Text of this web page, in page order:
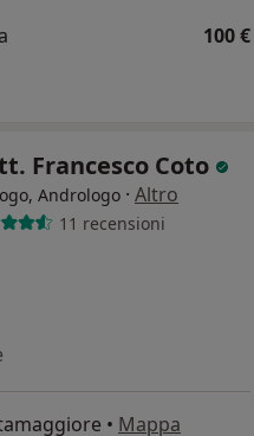
100 €
Francesco Coto
Andrologo · Altro
11 recensioni
• Mappa